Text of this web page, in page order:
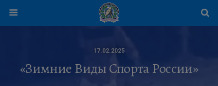
17.02.2025
«Зимние Виды Спорта России»